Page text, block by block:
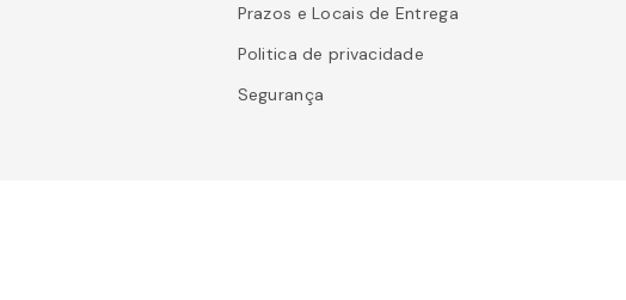
Prazos e Locais de Entrega
Politica de privacidade
Segurança